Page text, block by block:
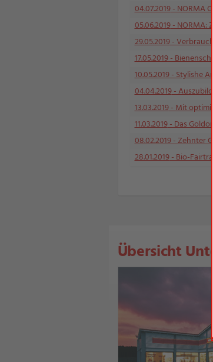
04.07.2019- NORMA
05.06.2019- NORMA:
29.05.2019-
17.05.2019-
10.05.2019- Stylishe
04.04.2019-
13.03.2019- Mit
11.03.2019- Das
08.02.2019- Zehnter
28.01.2019- Bio-
Übersicht